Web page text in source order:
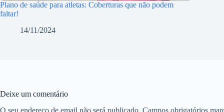
Plano de saúde para atletas: Coberturas que não podem
faltar!
14/11/2024
Deixe um comentário
O seu endereço de email não será publicado. Campos obrigatórios